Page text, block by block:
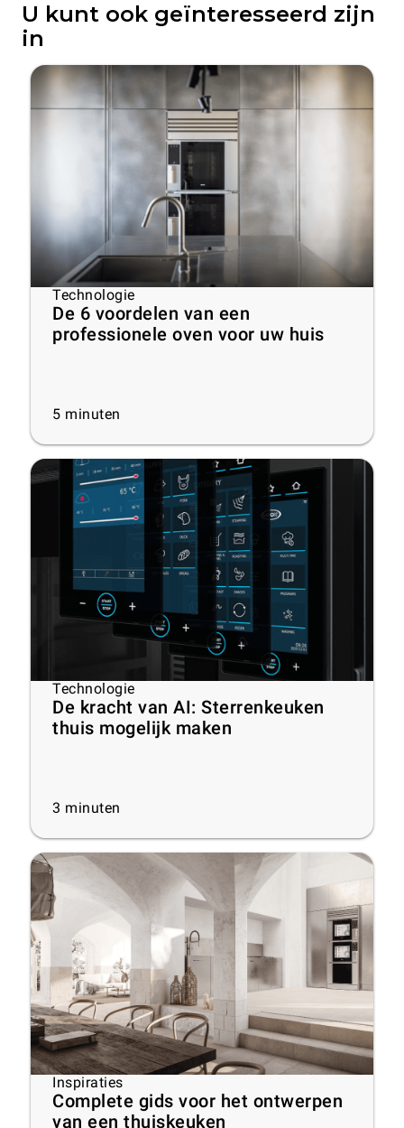
U kunt ook geïnteresseerd zijn
in
Technologie
De 6 voordelen van een
professionele oven voor uw huis
5 minuten
Technologie
De kracht van AI: Sterrenkeuken
thuis mogelijk maken
3 minuten
Inspiraties
Complete gids voor het ontwerpen
van een thuiskeuken